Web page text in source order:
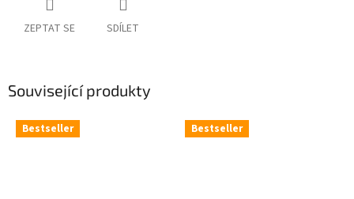
ZEPTAT SE SDÍLET
Související produkty
Bestseller Bestseller